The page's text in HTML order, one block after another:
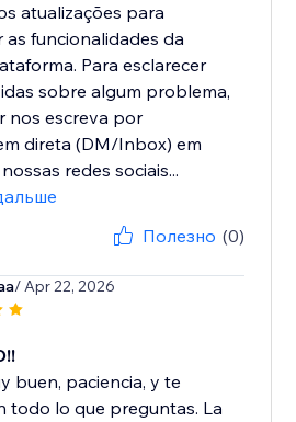
atualizações para
as funcionalidades da
Para esclarecer
sobre algum problema,
nos escreva por
direta (DM/Inbox) em
redes sociais...
Полезно (0)
/ Apr 22, 2026
buen, paciencia, y te
todo lo que preguntas. La